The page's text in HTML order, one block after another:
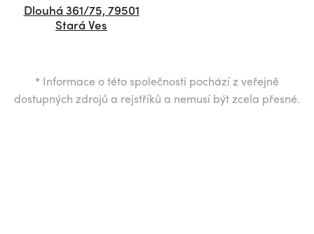
Dlouhá 361/75, 79501
Stará Ves
* Informace o této společnosti pochází z veřejně
dostupných zdrojů a rejstříků a nemusí být zcela přesné.